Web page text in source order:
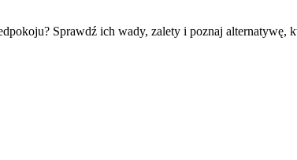
Sprawdź ich wady, zalety i poznaj alternatywę,